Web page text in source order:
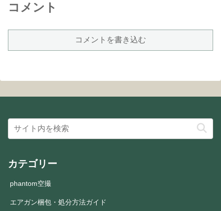
コメント
コメントを書き込む
カテゴリー
phantom空撮
エアガン梱包・処分方法ガイド